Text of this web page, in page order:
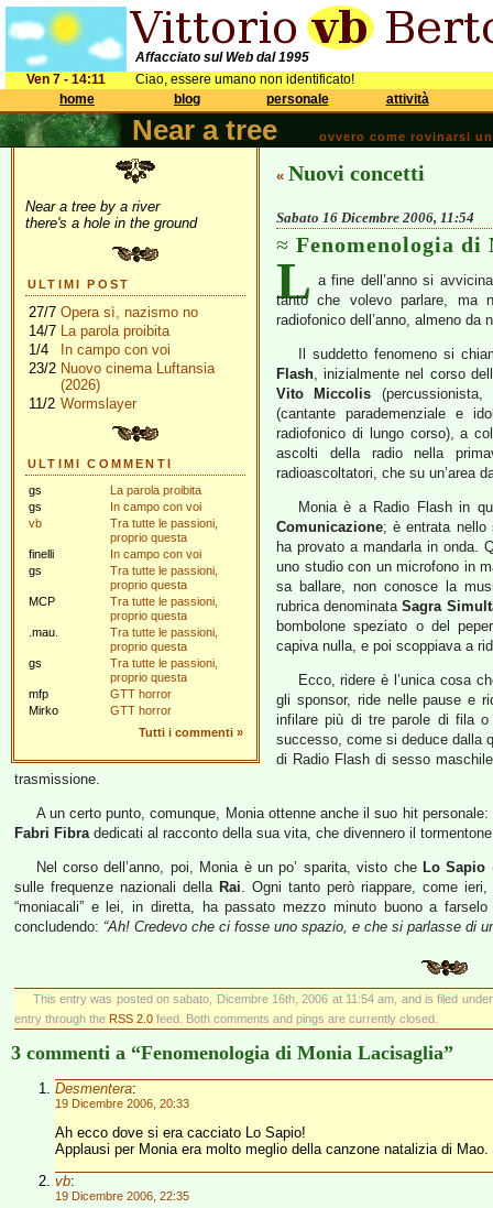
Affacciato sul Web dal 1995
Ven 7 - 14:11
Ciao, essere umano non identificato!
home
blog personale attività
Near a tree ovvero come rovinarsi
Near a tree by a river
there's a hole in the ground
ULTIMI POST
27/7 Opera sì, nazismo no
14/7 La parola proibita
1/4
In campo con voi
23/2 Nuovo cinema Luftansia
(2026)
11/2 Wormslayer
ULTIMI COMMENTI
gs
La parola proibita
gs
In campo con voi
vb
Tra tutte le passioni,
proprio questa
finelli
In campo con voi
gs
Tra tutte le passioni,
proprio questa
MCP
Tra tutte le passioni,
proprio questa
.mau.
Tra tutte le passioni,
proprio questa
gs
Tra tutte le passioni,
proprio questa
mfp
GTT horror
Mirko
GTT horror
Tutti i commenti »
« Nuovi concetti
Sabato 16 Dicembre 2006, 11:54
Fenomenologia
L a fine dell’anno si
tanto che volevo parlare, ma
radiofonico dell’anno, almeno da
Il suddetto fenomeno si
Flash, inizialmente nel corso
Vito Miccolis
(cantante parademenziale e
radiofonico di lungo corso), a
ascolti della radio nella
radioascoltatori, che su un’area
Monia è a Radio Flash in
Comunicazione; è entrata nello
ha provato a mandarla in onda.
uno studio con un microfono in
sa ballare, non conosce la
rubrica denominataSagra
bombolone speziato o del
capiva nulla, e poi scoppiava a
Ecco, ridere è l’unica cosa
gli sponsor, ride nelle pause e
infilare più di tre parole di fila
successo, come si deduce dalla
di Radio Flash di sesso
trasmissione.
A un certo punto, comunque, Monia ottenne anche il suo hit personale:
Fabri Fibradedicati al racconto della sua vita, che divennero il
Nel corso dell’anno, poi, Monia è un po’ sparita, visto che Lo Sapio
sulle frequenze nazionali della Rai. Ogni tanto però riappare, come
“moniacali” e lei, in diretta, ha passato mezzo minuto buono a
concludendo: “Ah! Credevo che ci fosse uno spazio, e che si parlasse di
This entry was posted on sabato, Dicembre 16th, 2006 at 11:54 am, and is filed
entry through the RSS 2.0 feed. Both comments and pings are currently closed.
3 commenti a “Fenomenologia di Monia Lacisaglia”
Desmentera:
19 Dicembre 2006, 20:33
Ah ecco dove si era cacciato Lo Sapio!
Applausi per Monia era molto meglio della canzone natalizia di
vb:
19 Dicembre 2006, 22:35